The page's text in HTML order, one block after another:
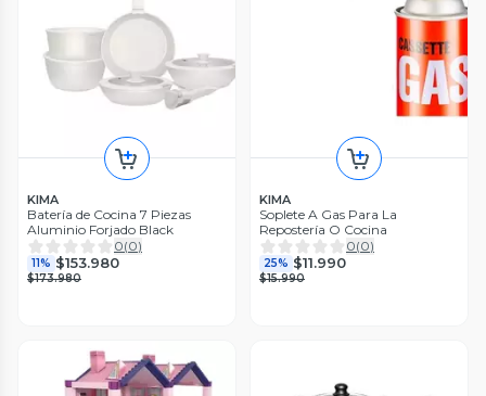
KIMA
Batería de Cocina 7 Piezas
Aluminio Forjado Black
0(0)
11% $153.980
$173.980
KIMA
Soplete A Gas Para La
Repostería O Cocina
0(0)
25% $11.990
$15.990